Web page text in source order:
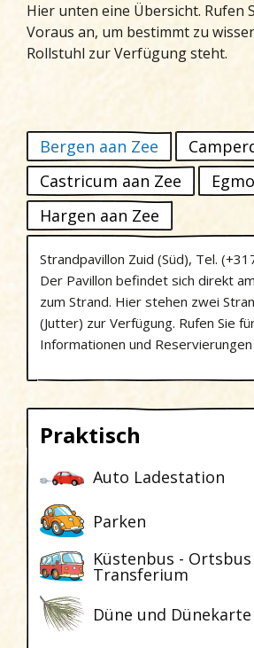
Praktisch
Auto Ladestation
Parken
Küstenbus - Ortsbus
Transferium
Düne und Dünekarte
Hier unten eine Übersicht. Rufen
Voraus an, um bestimmt zu
Rollstuhl zur Verfügung steht.
Bergen aan Zee
Castricum aan Zee
Hargen aan Zee
Strandpavillon Zuid (Süd), Tel.
Der Pavillon befindet sich direkt
zum Strand. Hier stehen zwei
(Jutter) zur Verfügung. Rufen Sie
Informationen und Reservierungen